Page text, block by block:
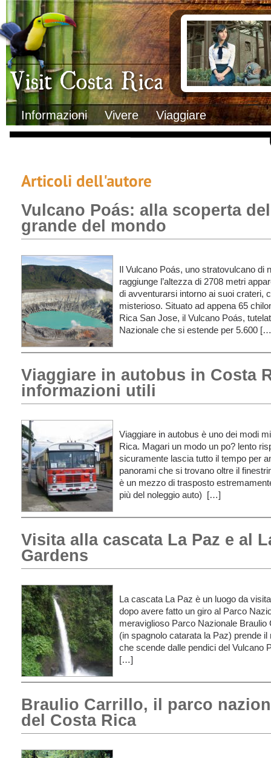
Visit Costa Rica
Informazioni Vivere Viaggiare
Clima
Geografia
Informazioni Geografiche
Letteratura e cultura
Gastronomia
Lo sapevi che
Musica
Natura
Storia
Trasporti Interni
Documenti
Italiani in Costa
L’ambasciata
Opportunità
Articoli dell'autore
Vulcano Poás: alla scoperta
grande del mondo
Il Vulcano Poás, uno stratovulcano di
raggiunge l’altezza di 2708 metri
di avventurarsi intorno ai suoi crateri,
misterioso. Situato ad appena 65
Rica San Jose, il Vulcano Poás,
Nazionale che si estende per 5.600
Viaggiare in autobus in Costa
informazioni utili
Viaggiare in autobus è uno dei modi
Rica. Magari un modo un po? lento
sicuramente lascia tutto il tempo per
panorami che si trovano oltre il
è un mezzo di trasposto
più del noleggio auto) […]
Visita alla cascata La Paz e al
Gardens
La cascata La Paz è un luogo da
dopo avere fatto un giro al Parco
meraviglioso Parco Nazionale
(in spagnolo catarata la Paz) prende
che scende dalle pendici del Vulcano
[…]
Braulio Carrillo, il parco
del Costa Rica